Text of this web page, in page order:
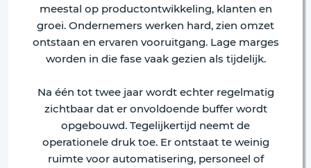
meestal op productontwikkeling, klanten en
groei. Ondernemers werken hard, zien omzet
ontstaan en ervaren vooruitgang. Lage marges
worden in die fase vaak gezien als tijdelijk.
Na één tot twee jaar wordt echter regelmatig
zichtbaar dat er onvoldoende buffer wordt
opgebouwd. Tegelijkertijd neemt de
operationele druk toe. Er ontstaat te weinig
ruimte voor automatisering, personeel of